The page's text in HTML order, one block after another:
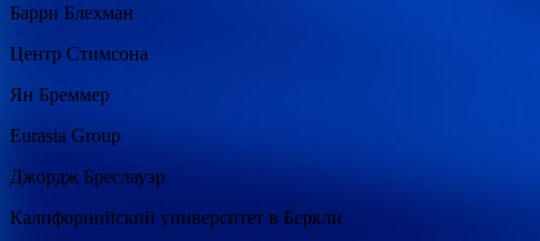
Барри Блехман
Центр Стимсона
Ян Бреммер
Eurasia Group
Джордж Бреслауэр
Калифорнийский университет в Беркли